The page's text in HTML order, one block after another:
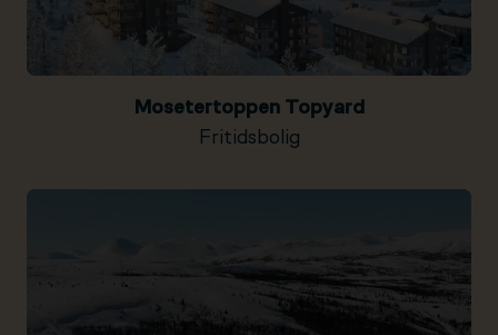
Mosetertoppen Topyard
Fritidsbolig